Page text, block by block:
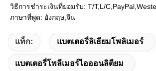
วิธีการชําระเงินที่ยอมรับ: T/T,L/
ภาษาที่พูด: อังกฤษ,จีน
แท็ก: แบตเตอรี่ลิเธียมโพลิเมอร์
แบตเตอรี่โพลีเมอร์ไอออนลิตียม